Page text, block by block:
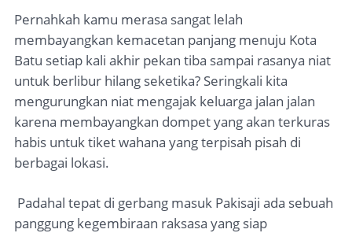
Pernahkah kamu merasa sangat lelah
membayangkan kemacetan panjang menuju Kota
Batu setiap kali akhir pekan tiba sampai rasanya niat
untuk berlibur hilang seketika? Seringkali kita
mengurungkan niat mengajak keluarga jalan jalan
karena membayangkan dompet yang akan terkuras
habis untuk tiket wahana yang terpisah pisah di
berbagai lokasi.
Padahal tepat di gerbang masuk Pakisaji ada sebuah
panggung kegembiraan raksasa yang siap